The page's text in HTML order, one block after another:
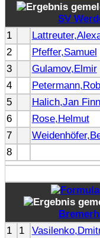
SV
1
2
Pfeffer,Samuel
3
Gulamov,Elmir
4
5
Halich,Jan
6
Rose,Helmut
7
8
1 1